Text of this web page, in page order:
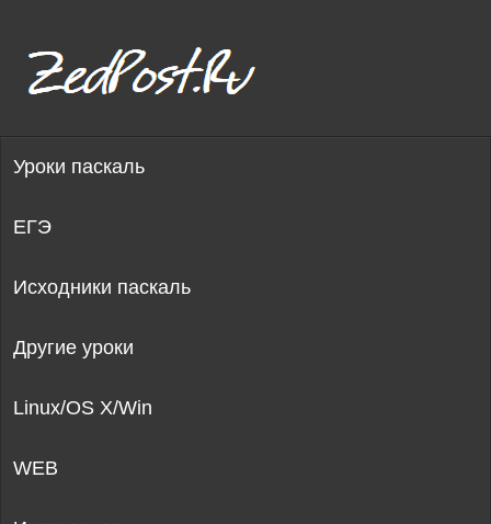
Уроки паскаль
ЕГЭ
Исходники паскаль
Другие уроки
Linux/OS X/Win
WEB